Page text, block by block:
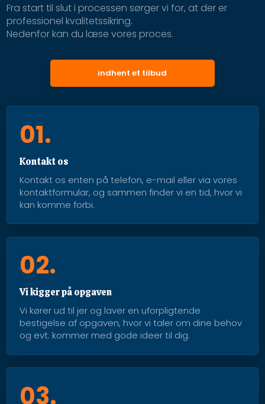
Fra start til slut i processen sørger vi for, at der er
professionel kvalitetssikring.
​Nedenfor kan du læse vores proces.
indhent et tilbud
01.
Kontakt os
Kontakt os enten på telefon, e-mail eller via ​vores
kontaktformular, og sammen finder vi en tid, hvor vi
kan komme forbi.
02.
Vi kigger på opgaven
Vi kører ud til jer og laver en uforpligtende
bestigelse af opgaven, hvor vi taler om dine behov
og evt. kommer med gode ideer til dig.
03.